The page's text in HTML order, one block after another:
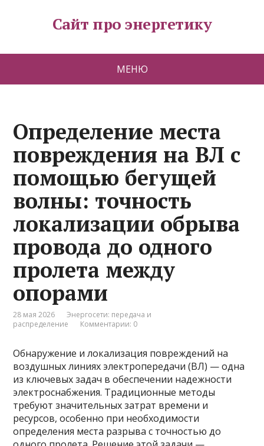
Сайт про энергетику
МЕНЮ
Определение места
повреждения на ВЛ с
помощью бегущей
волны: точность
локализации обрыва
провода до одного
пролета между
опорами
28 мая 2026
Энергосети: передача и
распределение
Комментарии: 0
Обнаружение и локализация повреждений на
воздушных линиях электропередачи (ВЛ) — одна
из ключевых задач в обеспечении надежности
электроснабжения. Традиционные методы
требуют значительных затрат времени и
ресурсов, особенно при необходимости
определения места разрыва с точностью до